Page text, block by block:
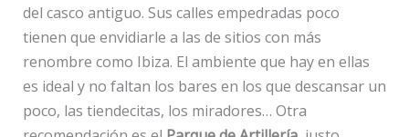
del casco antiguo. Sus calles empedradas poco
tienen que envidiarle a las de sitios con más
renombre como Ibiza. El ambiente que hay en ellas
es ideal y no faltan los bares en los que descansar un
poco, las tiendecitas, los miradores… Otra